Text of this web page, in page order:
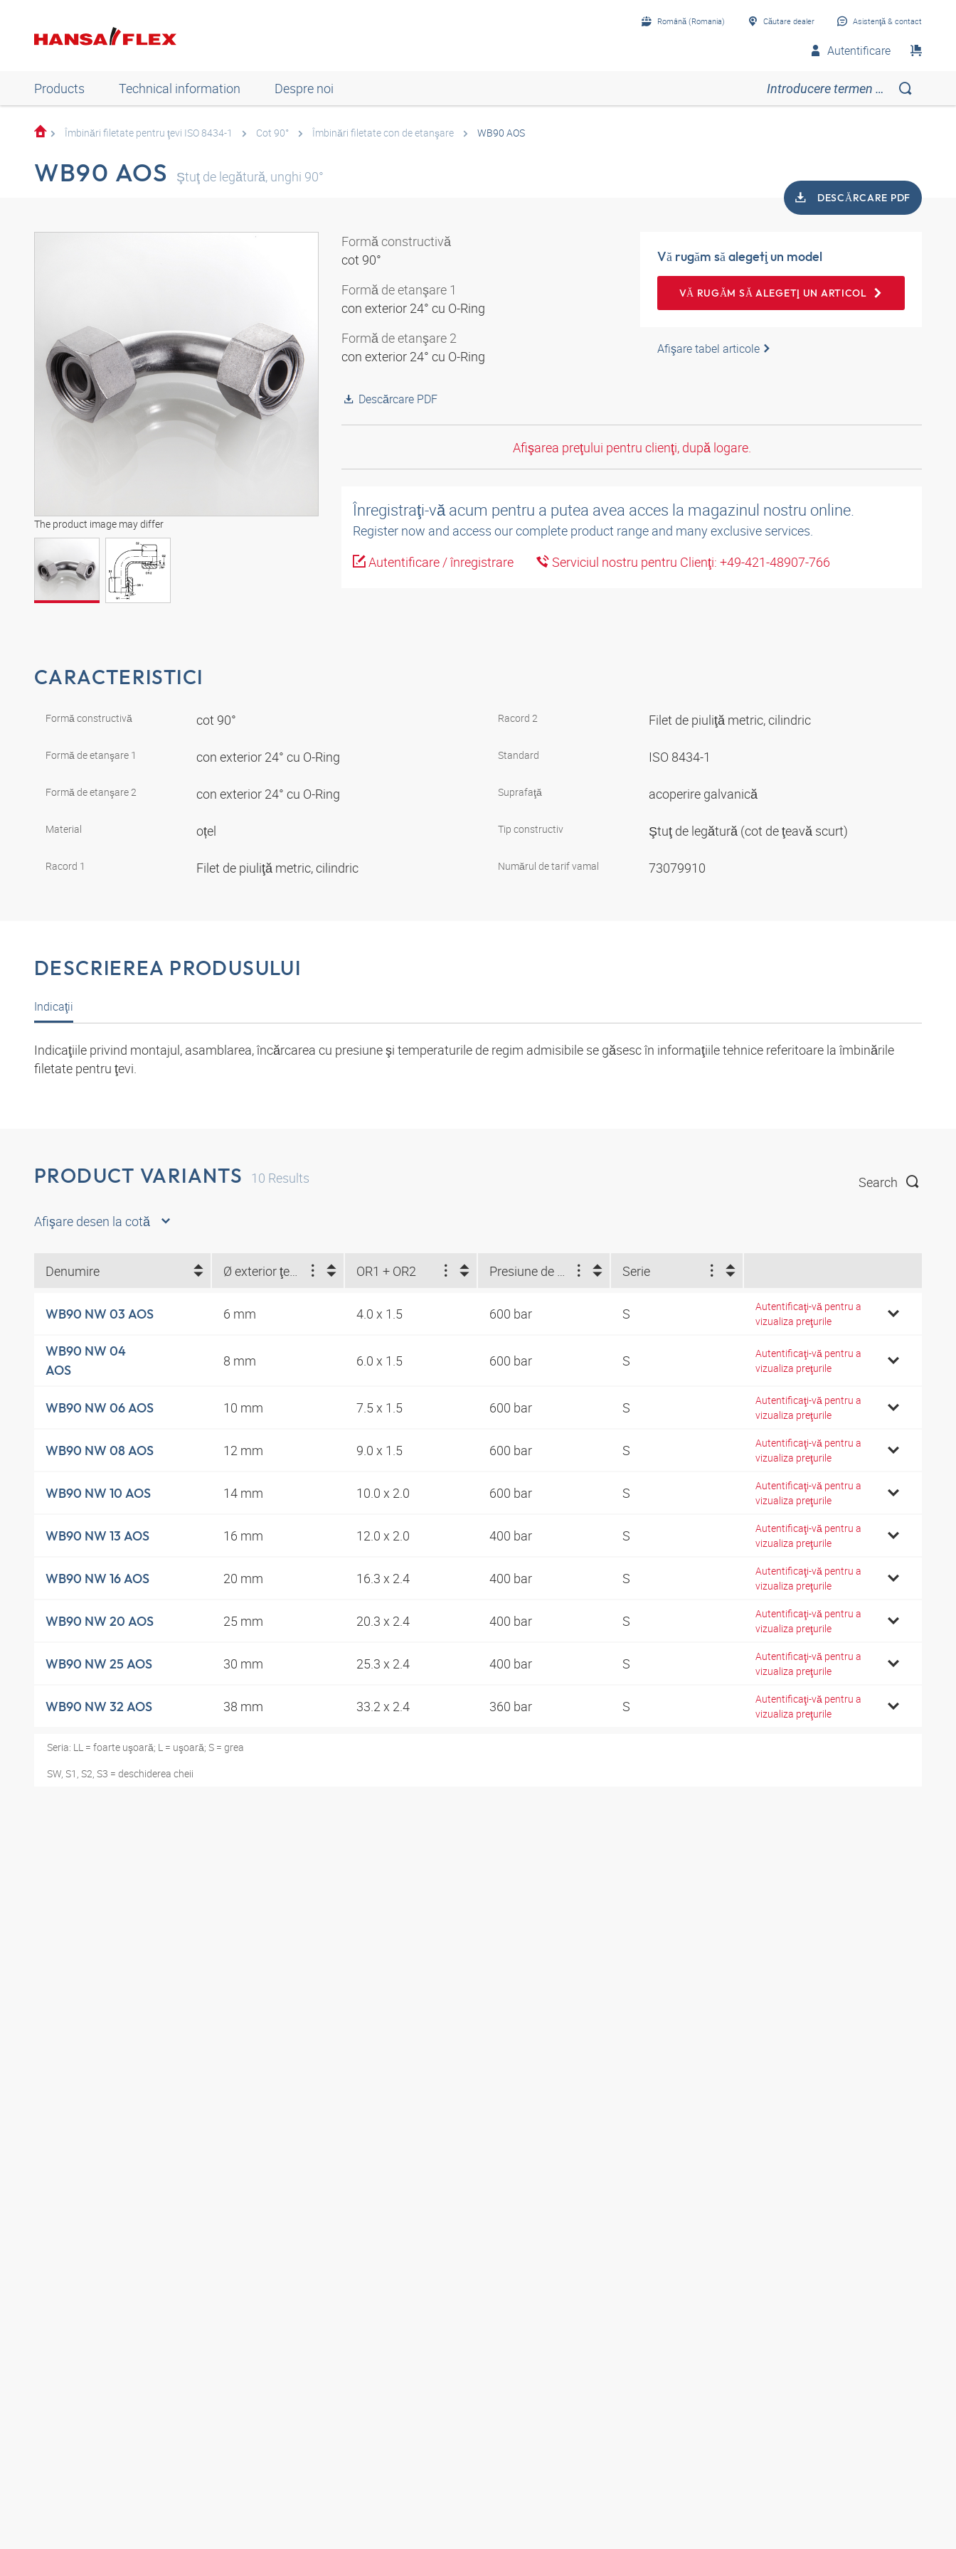
Română (Romania) Căutare dealer Asistenţă & contact
Autentificare
Products Technical information Despre noi
Îmbinări filetate pentru ţevi ISO 8434-1 Cot 90° Îmbinări filetate con de etanşare WB90 AOS
WB90 AOS Ştuţ de legătură, unghi 90°
DESCĂRCARE PDF
The product image may differ
Formă constructivă
cot 90°
Formă de etanşare 1
con exterior 24° cu O-Ring
Formă de etanşare 2
con exterior 24° cu O-Ring
Descărcare PDF
Vă rugăm să alegeţi un model
VĂ RUGĂM SĂ ALEGEŢI UN ARTICOL
Afişare tabel articole
Afişarea preţului pentru clienţi, după logare.
Înregistraţi-vă acum pentru a putea avea acces la magazinul nostru online.
Register now and access our complete product range and many exclusive services.
Autentificare / înregistrare
Serviciul nostru pentru Clienţi: +49-421-48907-766
CARACTERISTICI
Formă constructivă cot 90°
Formă de etanşare 1 con exterior 24° cu O-Ring
Formă de etanşare 2 con exterior 24° cu O-Ring
Material oțel
Racord 1 Filet de piuliţă metric, cilindric
Racord 2 Filet de piuliţă metric, cilindric
Standard ISO 8434-1
Suprafaţă acoperire galvanică
Tip constructiv Ştuţ de legătură (cot de ţeavă scurt)
Numărul de tarif vamal 73079910
DESCRIEREA PRODUSULUI
Indicaţii
Indicaţiile privind montajul, asamblarea, încărcarea cu presiune şi temperaturile de regim admisibile se găsesc în informaţiile tehnice referitoare la îmbinările
filetate pentru ţevi.
PRODUCT VARIANTS 10 Results Search
Afişare desen la cotă
Denumire Ø exterior ţeavă (mm) OR1 + OR2 Serie
WB90 NW 03 AOS 6 mm 4.0 x 1.5 600 bar S
Autentificaţi-vă pentru a
vizualiza preţurile
WB90 NW 04
AOS
8 mm 6.0 x 1.5 600 bar S
Autentificaţi-vă pentru a
vizualiza preţurile
WB90 NW 06 AOS 10 mm 7.5 x 1.5 600 bar S
Autentificaţi-vă pentru a
vizualiza preţurile
WB90 NW 08 AOS 12 mm 9.0 x 1.5 600 bar S
Autentificaţi-vă pentru a
vizualiza preţurile
WB90 NW 10 AOS 14 mm 10.0 x 2.0 600 bar S
Autentificaţi-vă pentru a
vizualiza preţurile
WB90 NW 13 AOS 16 mm 12.0 x 2.0 400 bar S
Autentificaţi-vă pentru a
vizualiza preţurile
WB90 NW 16 AOS 20 mm 16.3 x 2.4 400 bar S
Autentificaţi-vă pentru a
vizualiza preţurile
WB90 NW 20 AOS 25 mm 20.3 x 2.4 400 bar S
Autentificaţi-vă pentru a
vizualiza preţurile
WB90 NW 25 AOS 30 mm 25.3 x 2.4 400 bar S
Autentificaţi-vă pentru a
vizualiza preţurile
WB90 NW 32 AOS 38 mm 33.2 x 2.4 360 bar S
Autentificaţi-vă pentru a
vizualiza preţurile
Seria: LL = foarte uşoară; L = uşoară; S = grea
SW, S1, S2, S3 = deschiderea cheii